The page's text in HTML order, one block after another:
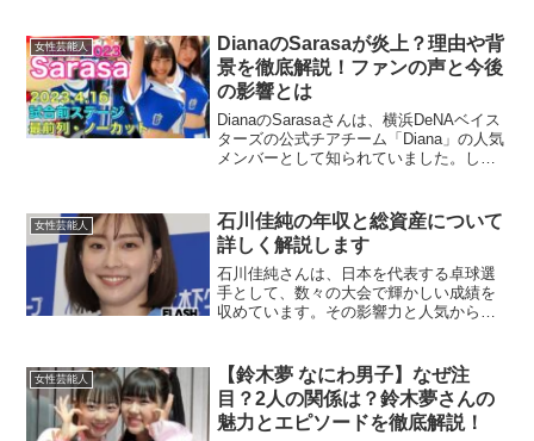
し、彼女の本名は公表されておらず、プ
ライバシーの保護がされてい...
女性芸能人
DianaのSarasaが炎上？理由や背
景を徹底解説！ファンの声と今後
の影響とは
DianaのSarasaさんは、横浜DeNAベイス
ターズの公式チアチーム「Diana」の人気
メンバーとして知られていました。しか
なぜ彼女が炎上しているのか、その理由
や背...
女性芸能人
石川佳純の年収と総資産について
詳しく解説します
石川佳純さんは、日本を代表する卓球選
手として、数々の大会で輝かしい成績を
収めています。その影響力と人気から、
石川佳純さんの年収は、さまざまな収入
源から成り立っています。...
女性芸能人
【鈴木夢 なにわ男子】なぜ注
目？2人の関係は？鈴木夢さんの
魅力とエピソードを徹底解説！